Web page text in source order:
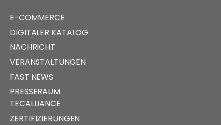
E-COMMERCE
DIGITALER KATALOG
NACHRICHT
VERANSTALTUNGEN
FAST NEWS
PRESSERAUM
TECALLIANCE
ZERTIFIZIERUNGEN